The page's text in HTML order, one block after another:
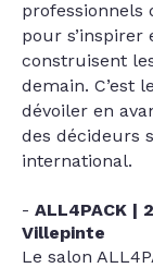
professionnels
pour s’inspirer
construisent
demain. C’est
dévoiler en
des décideurs
international.
ALL4PACK |
Villepinte
Le salon